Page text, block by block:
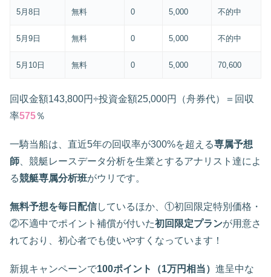
5月8日 無料 0 5,000 不的中
5月9日 無料 0 5,000 不的中
5月10日 無料 0 5,000 70,600
回収金額143,800円÷投資金額25,000円（舟券代）＝回収
率575％
一騎当船は、直近5年の回収率が300%を超える専属予想
師 、競艇レースデータ分析を生業とするアナリスト達によ
る競艇専属分析班がウリです。
無料予想を毎日配信しているほか、①初回限定特別価格・
②不適中でポイント補償が付いた初回限定プランが用意さ
れており、初心者でも使いやすくなっています！
新規キャンペーンで100ポイント（1万円相当） 進呈中な